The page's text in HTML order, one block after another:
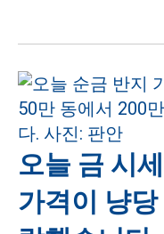
오늘 금 시
가격이 냥